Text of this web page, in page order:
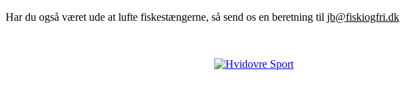
Har du også været ude at lufte fiskestængerne, så send os en beretning til jb@fiskiogfri.dk